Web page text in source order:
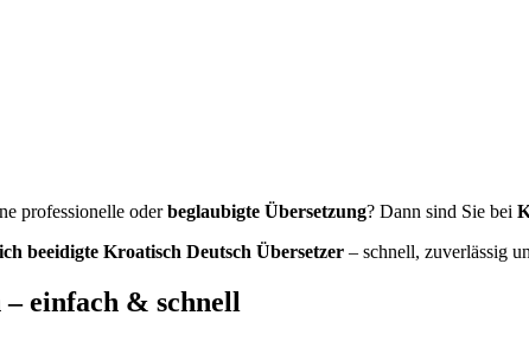
professionelle oderbeglaubigte Übersetzung? Dann sind Sie bei
beeidigte Kroatisch Deutsch Übersetzer – schnell, zuverlässig
einfach & schnell